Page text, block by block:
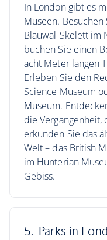
In London gibt es
Museen.
Blauwal-Skelett im
buchen Sie einen
acht Meter langen
Erleben Sie den
Science Museum
Museum.
die
erkunden Sie das
Welt – das British
im Hunterian
Gebiss.
5. Parks in